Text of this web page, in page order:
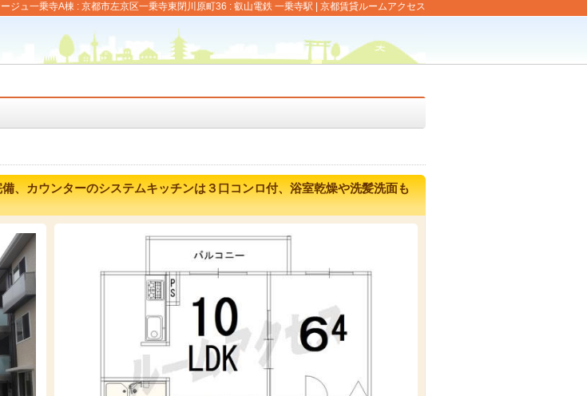
ジュ一乗寺A棟 : 京都市左京区一乗寺東閉川原町36 : 叡山電鉄 一乗寺駅 | 京都賃貸ルームアクセス
、カウンターのシステムキッチンは３口コンロ付、浴室乾燥や洗髪洗面も